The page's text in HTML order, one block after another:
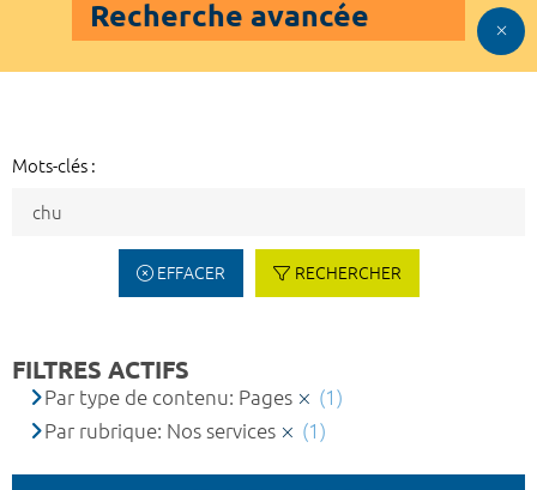
Recherche avancée
Mots-clés :
EFFACER RECHERCHER
FILTRES ACTIFS
Par type de contenu: Pages
(1)
Par rubrique: Nos services
(1)